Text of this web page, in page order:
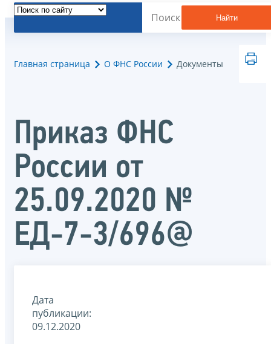
Найти
Главная страница О ФНС России Документы
Приказ ФНС
России от
25.09.2020 №
ЕД-7-3/696@
Дата
публикации:
09.12.2020